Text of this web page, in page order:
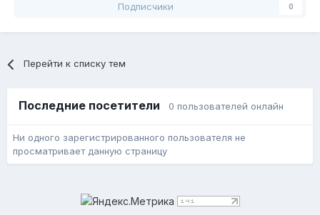
Подписчики 0
Перейти к списку тем
Последние посетители 0 пользователей онлайн
Ни одного зарегистрированного пользователя не
просматривает данную страницу